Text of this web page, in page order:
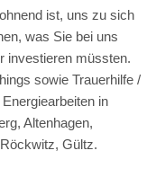
ist, uns zu sich
was Sie bei uns
investieren müssten.
sowie Trauerhilfe /
in
Altenhagen,
Gültz.